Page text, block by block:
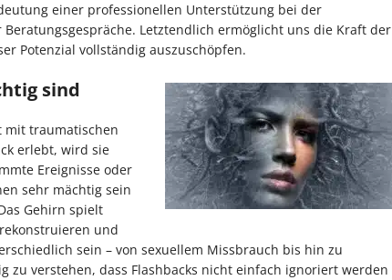
einer professionellen Unterstützung bei der
Letztendlich ermöglicht uns die Kraft der
Potenzial vollständig auszuschöpfen.
sind
mit traumatischen
erlebt, wird sie
Ereignisse oder
sehr mächtig sein
Gehirn spielt
und
sein – von sexuellem Missbrauch bis hin zu
zu verstehen, dass Flashbacks nicht einfach ignoriert werden